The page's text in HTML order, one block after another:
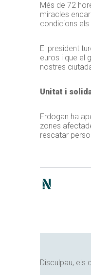
Més de 72
miracles
condicions els
El president
euros i que el
nostres
Unitat i
Erdogan ha
zones
rescatar
Disculpau, els